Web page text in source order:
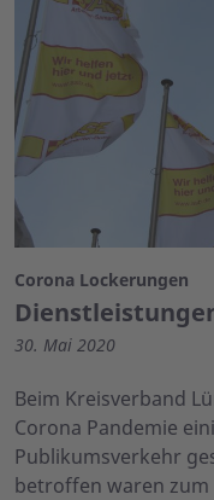
Corona Lockerungen
30. Mai 2020
Beim Kreisverband
Corona Pandemie
Publikumsverkehr
betroffen waren zum